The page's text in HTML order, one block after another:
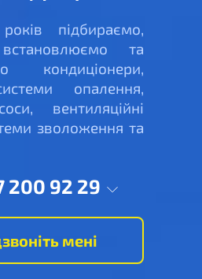
підбираємо,
та
кондиціонери,
опалення,
вентиляційні
зволоження та
200 92 29
мені